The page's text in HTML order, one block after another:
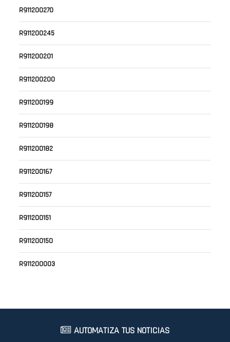
R911200270
R911200245
R911200201
R911200200
R911200199
R911200198
R911200182
R911200167
R911200157
R911200151
R911200150
R911200003
AUTOMATIZA TUS NOTICIAS